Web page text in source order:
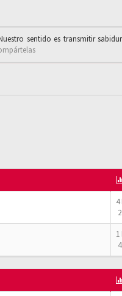
sentido es transmitir
4
1